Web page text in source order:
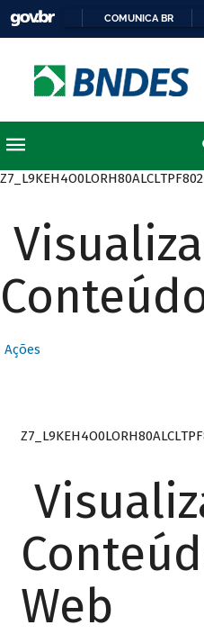
COMUNICA BR
Ações
Web